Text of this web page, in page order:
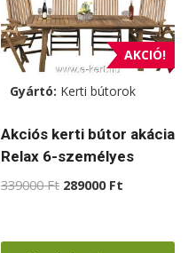
AKCIÓ!
Gyártó: Kerti bútorok
Akciós kerti bútor akácia
Relax 6-személyes
339000Ft Original
339000 Ft.
289000 Ft
289000 Ft.